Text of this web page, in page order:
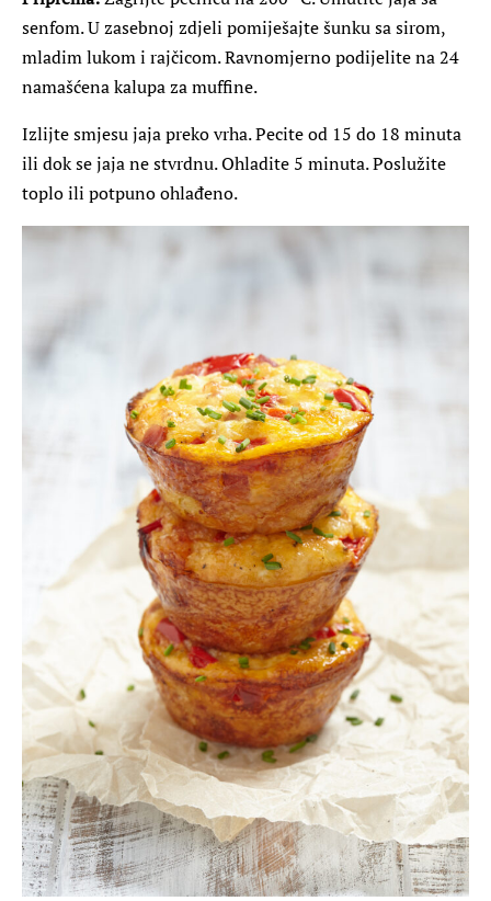
senfom. U zasebnoj zdjeli pomiješajte šunku sa sirom,
mladim lukom i rajčicom. Ravnomjerno podijelite na 24
namašćena kalupa za muffine.
Izlijte smjesu jaja preko vrha. Pecite od 15 do 18 minuta
ili dok se jaja ne stvrdnu. Ohladite 5 minuta. Poslužite
toplo ili potpuno ohlađeno.